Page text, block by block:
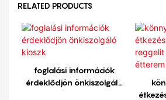
RELATED PRODUCTS
foglalási információk
érdeklődjön önkiszolgáló